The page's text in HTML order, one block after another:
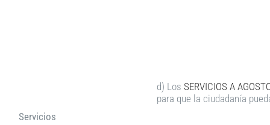
Servicios
d) Los SERVICIOS A
para que la ciudadanía